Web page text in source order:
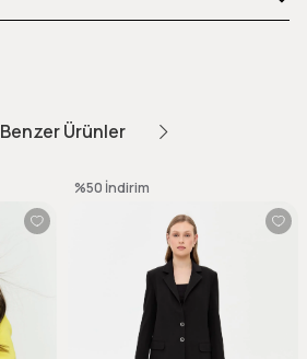
Benzer Ürünler
%50 İndirim